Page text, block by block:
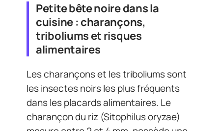
Petite bête noire dans la
cuisine : charançons,
triboliums et risques
alimentaires
Les charançons et les triboliums sont
les insectes noirs les plus fréquents
dans les placards alimentaires. Le
charançon du riz (Sitophilus oryzae)